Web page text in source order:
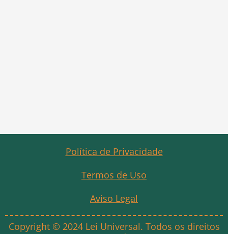
Política de Privacidade
Termos de Uso
Aviso Legal
Copyright © 2024 Lei Universal. Todos os direitos